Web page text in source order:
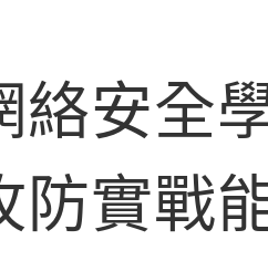
絡安全
防實戰